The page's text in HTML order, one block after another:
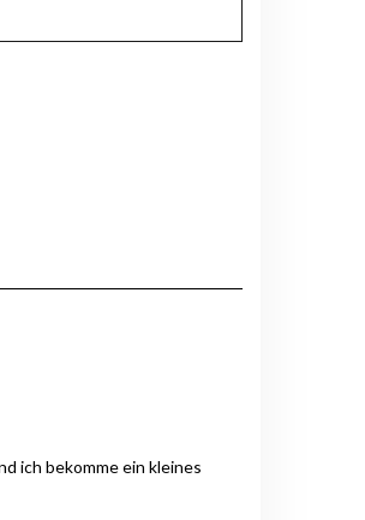
ich bekomme ein kleines